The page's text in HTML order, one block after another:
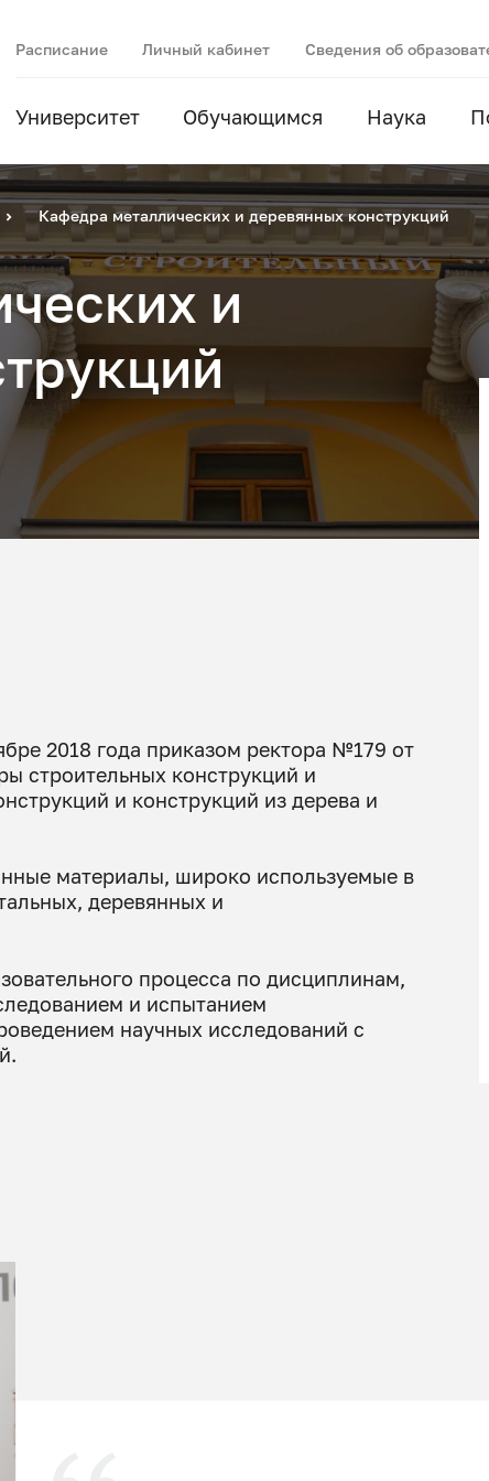
Расписание Личный кабинет Сведения об
Университет Обучающимся Наука
Кафедра металлических и деревянных конструкций
и
2018 года приказом ректора №179 от
строительных конструкций и
и конструкций из дерева и
материалы, широко используемые в
деревянных и
процесса по дисциплинам,
и испытанием
научных исследований с